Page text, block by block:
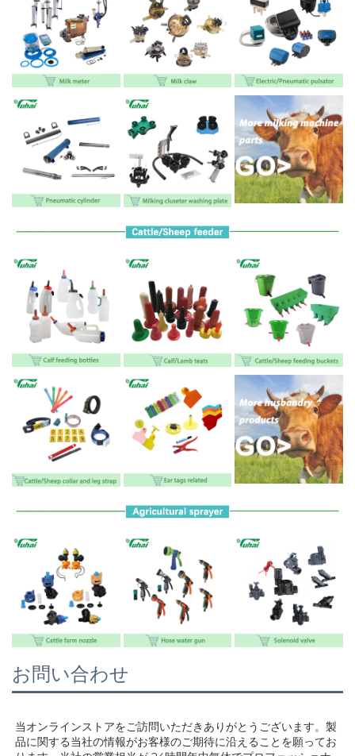
お問い合わせ
当オンラインストアをご訪問いただきありがとうございます。製
品に関する当社の情報がお客様のご期待に沿えることを願ってお